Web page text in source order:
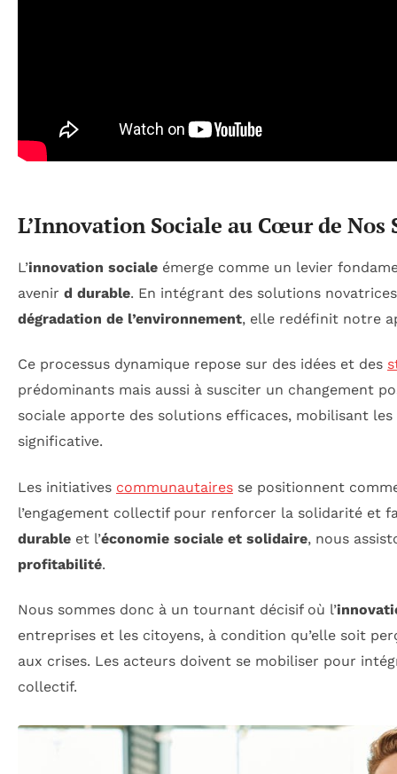
L’Innovation Sociale au Cœur de Nos
L’innovation sociale émerge comme un levier
avenir d durable. En intégrant des solutions
dégradation de l’environnement, elle redéfinit notre
Ce processus dynamique repose sur des idées et des
prédominants mais aussi à susciter un changement
sociale apporte des solutions efficaces, mobilisant
significative.
Les initiatives communautaires se positionnent
l’engagement collectif pour renforcer la solidarité et
durable et l’économie sociale et solidaire, nous
profitabilité.
Nous sommes donc à un tournant décisif où l’
entreprises et les citoyens, à condition qu’elle soit
aux crises. Les acteurs doivent se mobiliser pour
collectif.